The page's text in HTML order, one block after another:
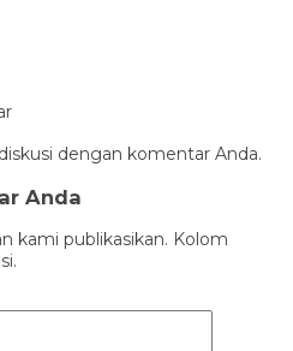
dengan komentar Anda.
Anda
kami publikasikan. Kolom